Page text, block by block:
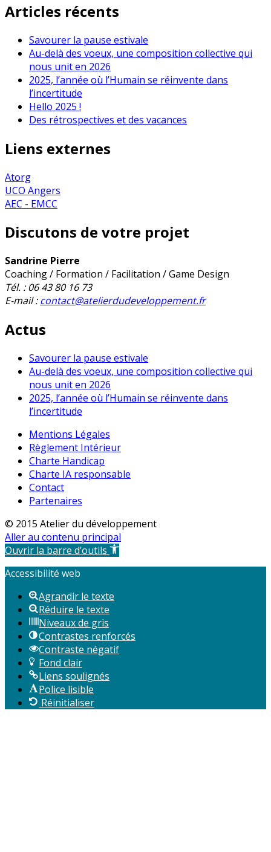
Articles récents
Savourer la pause estivale
Au-delà des voeux, une composition collective qui
nous unit en 2026
2025, l’année où l’Humain se réinvente dans
l’incertitude
Hello 2025 !
Des rétrospectives et des vacances
Liens externes
Atorg
UCO Angers
AEC - EMCC
Discutons de votre projet
Sandrine Pierre
Coaching / Formation / Facilitation / Game Design
Tél. : 06 43 80 16 73
E-mail :contact@atelierdudeveloppement.fr
Actus
Savourer la pause estivale
Au-delà des voeux, une composition collective qui
nous unit en 2026
2025, l’année où l’Humain se réinvente dans
l’incertitude
Mentions Légales
Règlement Intérieur
Charte Handicap
Charte IA responsable
Contact
Partenaires
© 2015 Atelier du développement
Aller au contenu principal
Ouvrir la barre d’outils
Accessibilité web
Agrandir le texte
Réduire le texte
Niveaux de gris
Contrastes renforcés
Contraste négatif
Fond clair
Liens soulignés
Police lisible
Réinitialiser